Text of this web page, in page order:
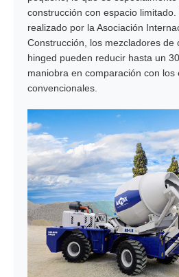
construcción con espacio
realizado por la Asociación
Construcción, los mezcladores de
hinged pueden reducir hasta un
maniobra en comparación con los
convencionales.